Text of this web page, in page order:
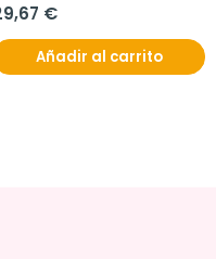
€
Añadir al carrito